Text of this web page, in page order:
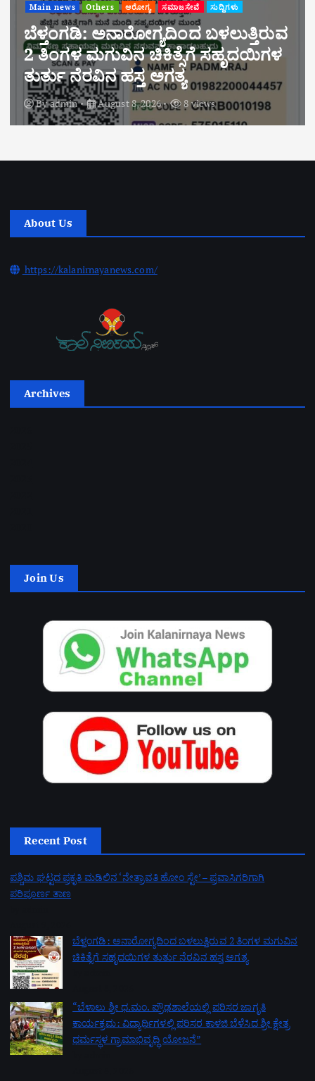
“ಬೆಳಾಲು ಶ್ರೀ ಧ.ಮಂ. ಪ್ರೌಢಶಾಲೆಯಲ್ಲಿ
ಪರಿಸರ ಜಾಗೃತಿ ಕಾರ್ಯಕ್ರಮ:
ವಿದ್ಯಾರ್ಥಿಗಳಲ್ಲಿ ಪರಿಸರ ಕಾಳಜಿ ಬೆಳೆಸಿದ ಶ್ರೀ
ಕ್ಷೇತ್ರ ಧರ್ಮಸ್ಥಳ ಗ್ರಾಮಾಭಿವೃದ್ಧಿ ಯೋಜನೆ”
Byadmin August 8, 2026 6 views
About Us
https://kalanirnayanews.com/
Archives
Join Us
Recent Post
ಪಶ್ಚಿಮ ಘಟ್ಟದ ಪ್ರಕೃತಿ ಮಡಿಲಿನ ‘ನೇತ್ರಾವತಿ ಹೋಂ ಸ್ಟೇ’ – ಪ್ರವಾಸಿಗರಿಗಾಗಿ
ಪರಿಪೂರ್ಣ ತಾಣ
ಬೆಳ್ತಂಗಡಿ: ಅನಾರೋಗ್ಯದಿಂದ ಬಳಲುತ್ತಿರುವ 2 ತಿಂಗಳ ಮಗುವಿನ
ಚಿಕಿತ್ಸೆಗೆ ಸಹೃದಯಿಗಳ ತುರ್ತು ನೆರವಿನ ಹಸ್ತ ಅಗತ್ಯ
“ಬೆಳಾಲು ಶ್ರೀ ಧ.ಮಂ. ಪ್ರೌಢಶಾಲೆಯಲ್ಲಿ ಪರಿಸರ ಜಾಗೃತಿ
ಕಾರ್ಯಕ್ರಮ: ವಿದ್ಯಾರ್ಥಿಗಳಲ್ಲಿ ಪರಿಸರ ಕಾಳಜಿ ಬೆಳೆಸಿದ ಶ್ರೀ ಕ್ಷೇತ್ರ
ಧರ್ಮಸ್ಥಳ ಗ್ರಾಮಾಭಿವೃದ್ಧಿ ಯೋಜನೆ”